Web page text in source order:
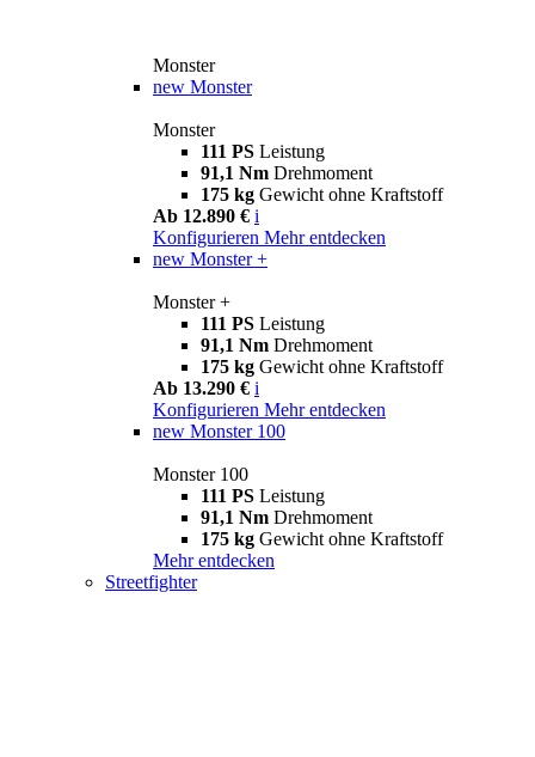
Monster
new Monster
Monster
111 PS Leistung
91,1 Nm Drehmoment
175 kg Gewicht ohne Kraftstoff
Ab 12.890 € i
Konfigurieren Mehr entdecken
new Monster +
Monster +
111 PS Leistung
91,1 Nm Drehmoment
175 kg Gewicht ohne Kraftstoff
Ab 13.290 € i
Konfigurieren Mehr entdecken
new Monster 100
Monster 100
111 PS Leistung
91,1 Nm Drehmoment
175 kg Gewicht ohne Kraftstoff
Mehr entdecken
Streetfighter